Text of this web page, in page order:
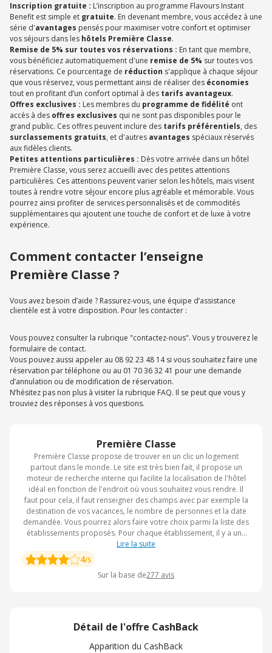
Première Classe
Première Classe propose de trouver en un clic un logement
partout dans le monde. Le site est très bien fait, il propose un
moteur de recherche interne qui facilite la localisation de l'hôtel
idéal en fonction de l'endroit où vous souhaitez vous rendre. Il
faut pour cela, il faut renseigner des champs avec par exemple la
destination de vos vacances, le nombre de personnes et la date
demandée. Vous pourrez alors faire votre choix parmi la liste des
établissements proposés. Pour chaque établissement, il y a une
description des services proposés dans l'hôtel, wi-fi, accès aux
personnes à mobilité réduire ou parking intérieur par exemple.
Lire la suite
4/5
Sur la base de277 avis
Détail de l'offre CashBack
Apparition du CashBack
Inscription gratuite : L’inscription au programme Flavours Instant
Benefit est simple et gratuite. En devenant membre, vous accédez à une
série d'avantages pensés pour maximiser votre confort et optimiser
vos séjours dans les hôtels Première Classe.
Remise de 5% sur toutes vos réservations : En tant que membre,
vous bénéficiez automatiquement d'une remise de 5% sur toutes vos
réservations. Ce pourcentage de réduction s'applique à chaque séjour
que vous réservez, vous permettant ainsi de réaliser des économies
tout en profitant d’un confort optimal à des tarifs avantageux.
Offres exclusives : Les membres du programme de fidélité ont
accès à des offres exclusives qui ne sont pas disponibles pour le
grand public. Ces offres peuvent inclure des tarifs préférentiels, des
surclassements gratuits, et d'autres avantages spéciaux réservés
aux fidèles clients.
Petites attentions particulières : Dès votre arrivée dans un hôtel
Première Classe, vous serez accueilli avec des petites attentions
particulières. Ces attentions peuvent varier selon les hôtels, mais visent
toutes à rendre votre séjour encore plus agréable et mémorable. Vous
pourrez ainsi profiter de services personnalisés et de commodités
supplémentaires qui ajoutent une touche de confort et de luxe à votre
expérience.
Comment contacter l’enseigne
Première Classe ?
Vous avez besoin d’aide ? Rassurez-vous, une équipe d’assistance
clientèle est à votre disposition. Pour les contacter :
Vous pouvez consulter la rubrique "contactez-nous". Vous y trouverez le
formulaire de contact.
Vous pouvez aussi appeler au 08 92 23 48 14 si vous souhaitez faire une
réservation par téléphone ou au 01 70 36 32 41 pour une demande
d’annulation ou de modification de réservation.
N’hésitez pas non plus à visiter la rubrique FAQ. Il se peut que vous y
trouviez des réponses à vos questions.